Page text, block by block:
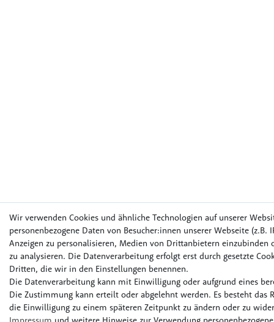
Wir verwenden Cookies und ähnliche Technologien auf unserer
personenbezogene Daten von Besucher:innen unserer Webseite (z.B.
Anzeigen zu personalisieren, Medien von Drittanbietern einzubinden
zu analysieren. Die Datenverarbeitung erfolgt erst durch gesetzte
Dritten, die wir in den Einstellungen benennen.
Die Datenverarbeitung kann mit Einwilligung oder aufgrund eines
Die Zustimmung kann erteilt oder abgelehnt werden. Es besteht das
die Einwilligung zu einem späteren Zeitpunkt zu ändern oder zu